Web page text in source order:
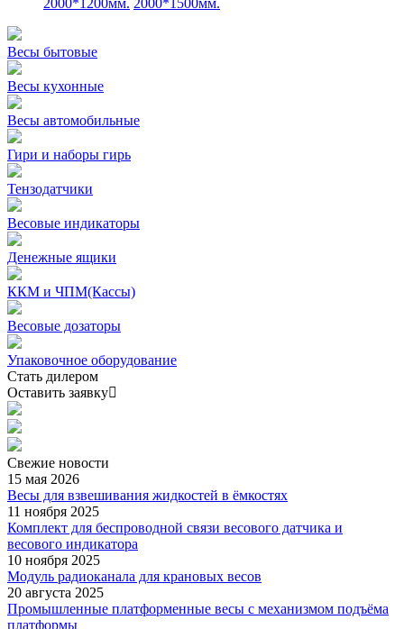
2000*1200мм. 2000*1500мм.
Весы бытовые
Весы кухонные
Весы автомобильные
Гири и наборы гирь
Тензодатчики
Весовые индикаторы
Денежные ящики
ККМ и ЧПМ(Кассы)
Весовые дозаторы
Упаковочное оборудование
Стать дилером
Оставить заявку
Свежие новости
15 мая 2026
Весы для взвешивания жидкостей в ёмкостях
11 ноября 2025
Комплект для беспроводной связи весового датчика и
весового индикатора
10 ноября 2025
Модуль радиоканала для крановых весов
20 августа 2025
Промышленные платформенные весы с механизмом подъёма
платформы